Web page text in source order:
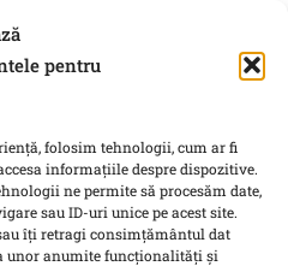
pentru
folosim tehnologii, cum ar fi
informațiile despre dispozitive.
ne permite să procesăm date,
sau ID-uri unice pe acest site.
îți retragi consimțământul dat
unor anumite funcționalități și
la diplomă
transfer bancar/ordin de plată
detalii plată:
taxă de admitere studii
studentului„